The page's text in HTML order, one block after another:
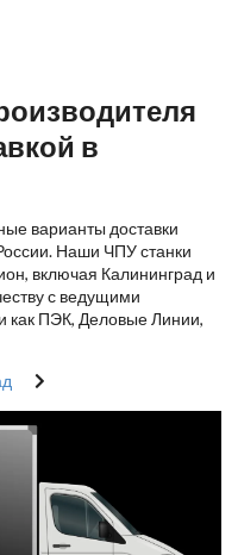
в
варианты доставки
Наши ЧПУ станки
включая Калининград и
с ведущими
как ПЭК, Деловые Линии,